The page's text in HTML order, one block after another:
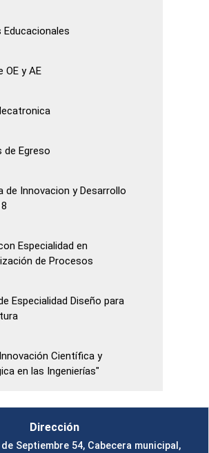
Educacionales
OE y AE
Egreso
de Innovacion y Desarrollo
Especialidad en
de Procesos
Especialidad Diseño para
Científica y
en las Ingenierías"
Dirección
Septiembre 54, Cabecera municipal,